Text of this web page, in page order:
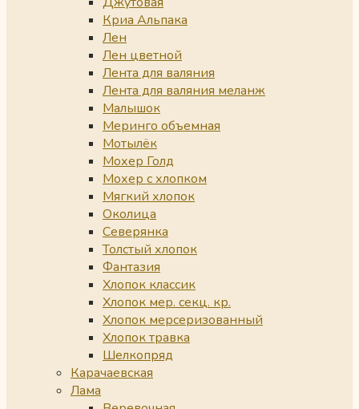
Криа Альпака
Лен
Лен цветной
Лента для валяния
Лента для валяния меланж
Малышок
Меринго объемная
Мотылёк
Мохер Голд
Мохер с хлопком
Мягкий хлопок
Околица
Северянка
Толстый хлопок
Фантазия
Хлопок классик
Хлопок мер. секц. кр.
Хлопок мерсеризованный
Хлопок травка
Шелкопряд
Карачаевская
Лама